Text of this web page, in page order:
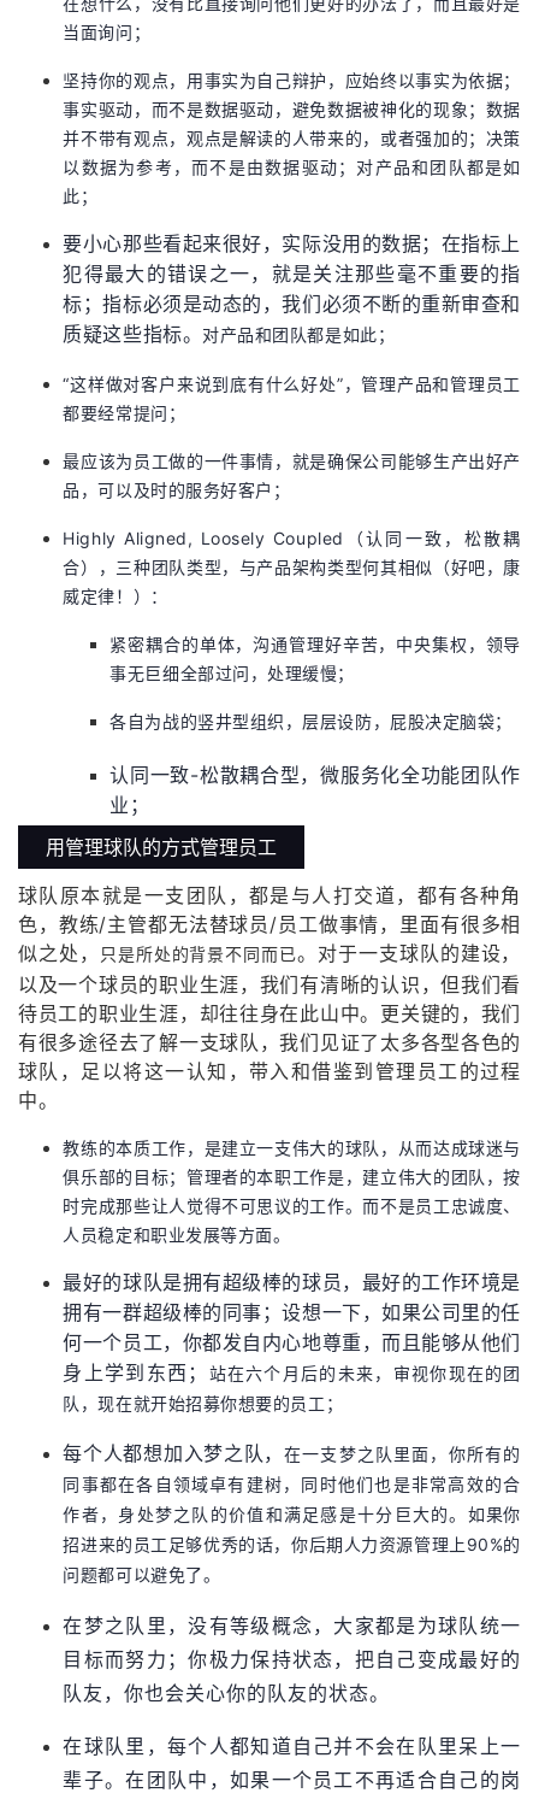
当面询问；
坚持你的观点，用事实为自己辩护，应始终以事实为依据；
事实驱动，而不是数据驱动，避免数据被神化的现象；数据
并不带有观点，观点是解读的人带来的，或者强加的；决策
以数据为参考，而不是由数据驱动；对产品和团队都是如
此；
要小心那些看起来很好，实际没用的数据；在指标上
犯得最大的错误之一，就是关注那些毫不重要的指
标；指标必须是动态的，我们必须不断的重新审查和
质疑这些指标。
对产品和团队都是如此；
“这样做对客户来说到底有什么好处”，管理产品和管理员工
都要经常提问；
最应该为员工做的一件事情，就是确保公司能够生产出好产
品，可以及时的服务好客户；
Highly Aligned, Loosely Coupled（认同一致，松散耦
合），三种团队类型，与产品架构类型何其相似（好吧，康
威定律！）：
紧密耦合的单体，沟通管理好辛苦，中央集权，领导
事无巨细全部过问，处理缓慢；
各自为战的竖井型组织，层层设防，屁股决定脑袋；
认同一致-松散耦合型，微服务化全功能团队作
业；
用管理球队的方式管理员工
球队原本就是一支团队，都是与人打交道，都有各种角
色，教练/主管都无法替球员/员工做事情，里面有很多相
似之处，
只是所处的背景不同而已。对于一支球队的建设，
以及一个球员的职业生涯，我们有清晰的认识，但我们看
待员工的职业生涯，却往往身在此山中。更关键的，我们
有很多途径去了解一支球队，我们见证了太多各型各色的
球队，足以将这一认知，带入和借鉴到管理员工的过程
中。
教练的本质工作，是建立一支伟大的球队，从而达成球迷与
俱乐部的目标；管理者的本职工作是，建立伟大的团队，按
时完成那些让人觉得不可思议的工作。而不是员工忠诚度、
人员稳定和职业发展等方面。
最好的球队是拥有超级棒的球员，最好的工作环境是
拥有一群超级棒的同事；设想一下，如果公司里的任
何一个员工，你都发自内心地尊重，而且能够从他们
身上学到东西；
站在六个月后的未来，审视你现在的团
队，现在就开始招募你想要的员工；
每个人都想加入梦之队，在一支梦之队里面，你所有的
同事都在各自领域卓有建树，同时他们也是非常高效的合
作者，身处梦之队的价值和满足感是十分巨大的。 如果你
招进来的员工足够优秀的话，你后期人力资源管理上90%的
问题都可以避免了。
在梦之队里，没有等级概念，大家都是为球队统一
目标而努力；你极力保持状态，把自己变成最好的
队友，你也会关心你的队友的状态。
在球队里，每个人都知道自己并不会在队里呆上一
辈子。在团队中，如果一个员工不再适合自己的岗